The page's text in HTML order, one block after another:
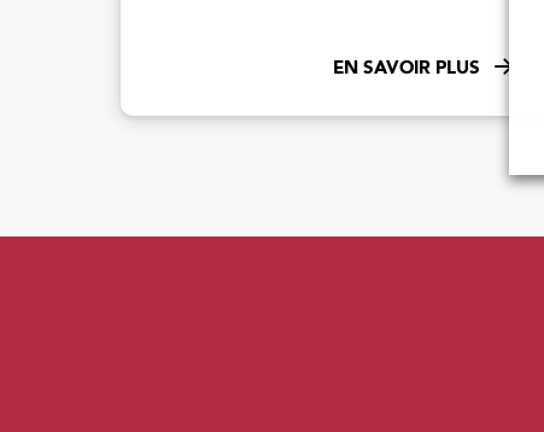
EN SAVOIR PLUS